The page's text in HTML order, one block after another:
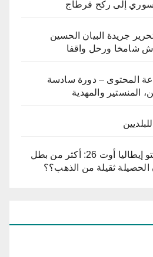
إلى ركح قرطاج
مدير تحرير جريدة البيان الحسين
شامخا ورحل واقفا
المحتوى – دورة سادسة
المنستير والمهدية
الألعاب المتوسطية تارنتو إيطاليا أوت 26: أكثر من بطل
ثقيلة من الذهب؟؟